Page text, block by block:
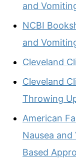
and
NCBI
and
Cleveland
Cleveland
Throwing
American
Nausea
Based